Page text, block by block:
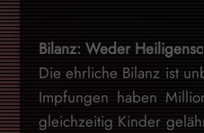
Bilanz: Weder
Die ehrliche Bilanz ist
Impfungen haben
gleichzeitig Kinder